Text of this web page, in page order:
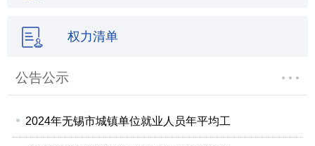
权力清单
公告公示
2024年无锡市城镇单位就业人员年平均工